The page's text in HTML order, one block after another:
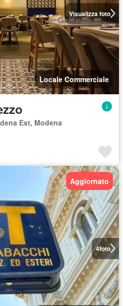
Visualizza foto
Locale Commerciale
Est, Modena
4foto
Aggiornato